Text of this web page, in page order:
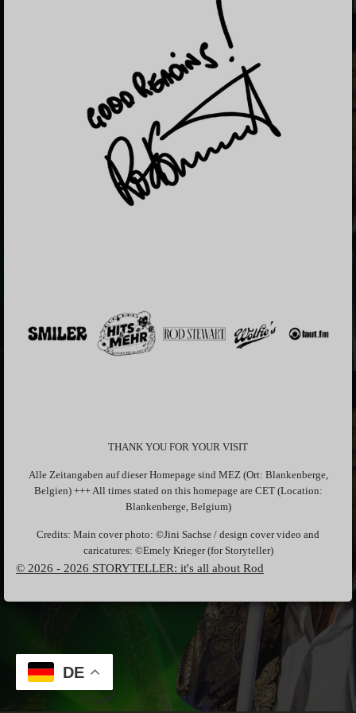
DE
THANK YOU FOR YOUR VISIT
Alle Zeitangaben auf dieser Homepage sind MEZ (Ort: Blankenberge,
Belgien) +++ All times stated on this homepage are CET (Location:
Blankenberge, Belgium)
Credits: Main cover photo: ©Jini Sachse / design cover video and
caricatures: ©Emely Krieger (for Storyteller)
© 2026 - 2026 STORYTELLER: it's all about Rod